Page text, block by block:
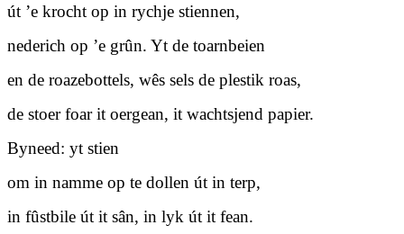
út ’e krocht op in rychje stiennen,
nederich op ’e grûn. Yt de toarnbeien
en de roazebottels, wês sels de plestik roas,
de stoer foar it oergean, it wachtsjend papier.
Byneed: yt stien
om in namme op te dollen út in terp,
in fûstbile út it sân, in lyk út it fean.